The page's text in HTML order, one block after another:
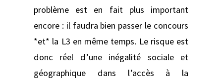
problème est en fait plus important
encore : il faudra bien passer le concours
*et* la L3 en même temps. Le risque est
donc réel d’une inégalité sociale et
géographique dans l’accès à la